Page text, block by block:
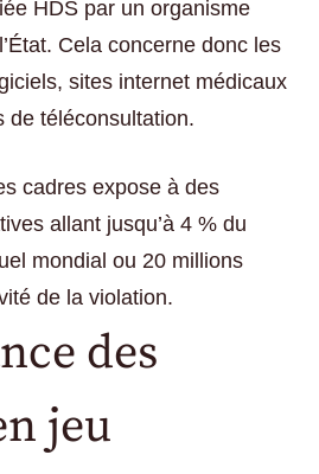
HDS par un organisme
Cela concerne donc les
sites internet médicaux
de téléconsultation.
cadres expose à des
allant jusqu’à 4 % du
mondial ou 20 millions
de la violation.
des
jeu